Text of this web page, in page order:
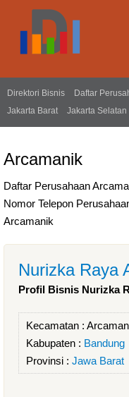
Direktori Bisnis Daftar
Jakarta Barat
Jakarta Selatan
Arcamanik
Daftar Perusahaan
Nomor Telepon
Arcamanik
Nurizka Raya
Profil Bisnis Nurizka
Kecamatan :
Kabupaten : Bandung
Provinsi : Jawa Barat